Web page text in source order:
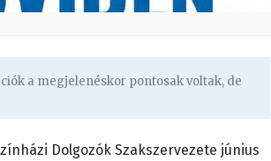
a megjelenéskor pontosak voltak, de
Dolgozók Szakszervezete június